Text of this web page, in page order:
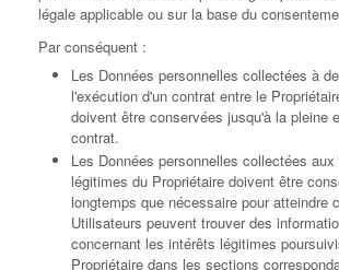
légale applicable ou sur la base du
Par conséquent :
Les Données personnelles collectées à
l'exécution d'un contrat entre le
doivent être conservées jusqu'à la pleine
contrat.
Les Données personnelles collectées
légitimes du Propriétaire doivent être
longtemps que nécessaire pour atteindre
Utilisateurs peuvent trouver des
concernant les intérêts légitimes
Propriétaire dans les sections